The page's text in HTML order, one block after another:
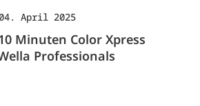
April 2025
Minuten Color Xpress
Professionals